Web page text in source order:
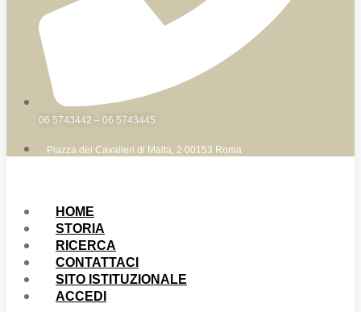
06 5743442 – 06 5743445
Piazza dei Cavalieri di Malta, 2 00153 Roma
HOME
STORIA
RICERCA
CONTATTACI
SITO ISTITUZIONALE
ACCEDI